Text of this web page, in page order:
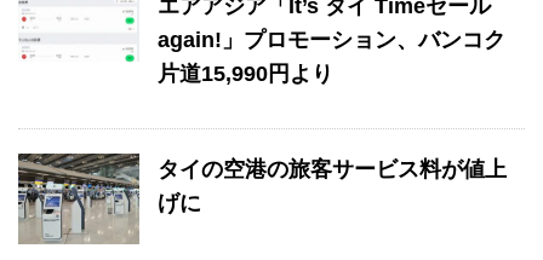
エアアジア「It’s タイ Timeセール
again!」プロモーション、バンコク
片道15,990円より
タイの空港の旅客サービス料が値上
げに